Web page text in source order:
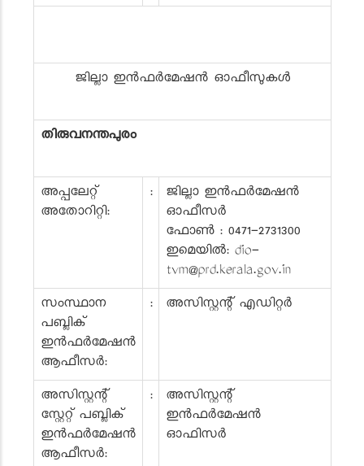
ജില്ലാ ഇൻഫർമേഷൻ ഓഫീസുകൾ
തിരുവനന്തപുരം
അപ്പലേറ്റ്
അതോറിറ്റി:
:
ജില്ലാ ഇൻഫർമേഷൻ
ഓഫീസർ
ഫോൺ : 0471-2731300
ഇമെയിൽ: dio-
tvm@prd.kerala.gov.in
സംസ്ഥാന
പബ്ലിക്
ഇൻഫർമേഷൻ
ആഫീസർ:
: അസിസ്റ്റന്റ് എഡിറ്റർ
അസിസ്റ്റന്റ്
സ്റ്റേറ്റ് പബ്ലിക്
ഇൻഫർമേഷൻ
ആഫീസർ:
:
അസിസ്റ്റന്റ്
ഇൻഫർമേഷൻ
ഓഫിസർ